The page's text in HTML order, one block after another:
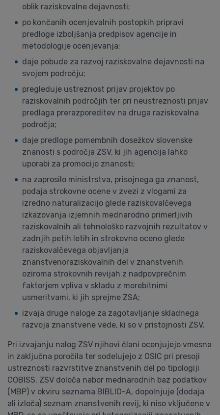
oblik raziskovalne dejavnosti;
po končanih ocenjevalnih postopkih pripravi
predloge izboljšanja predpisov agencije in
metodologije ocenjevanja;
daje pobude za razvoj raziskovalne dejavnosti na
svojem področju;
pregleduje ustreznost prijav projektov po
raziskovalnih področjih ter pri neustreznosti prijav
predlaga prerazporeditev na druga raziskovalna
področja;
daje predloge pomembnih dosežkov slovenske
znanosti s področja ZSV, ki jih agencija lahko
uporabi za promocijo znanosti;
na zaprosilo ministrstva, prisojnega ga znanost,
podaja strokovne ocene v zvezi z vlogami za
izredno naturalizacijo glede raziskovalčevega
izkazovanja izjemnih mednarodno primerljivih
raziskovalnih ali tehnološko razvojnih rezultatov v
zadnjih petih letih in strokovno oceno glede
raziskovalčevega objavljanja
znanstvenoraziskovalnih del v znanstvenih
oziroma strokovnih revijah z nadpovprečnim
faktorjem vpliva v skladu z morebitnimi
usmeritvami, ki jih sprejme ZSA;
izvaja druge naloge za zagotavljanje skladnega
razvoja znanstvene vede, ki so v pristojnosti ZSV.
Pri izvajanju nalog ZSV njihovi člani ocenjujejo vmesna
in zaključna poročila ter sodelujejo z OSIC pri presoji
ustreznosti razvrstitve znanstvenih del po tipologiji
COBISS. ZSV določa nabor mednarodnih baz podatkov
(MBP) v okviru seznama BIBLIO-A, dopolnjuje (dodaja
ali izloča) seznam znanstvenih revij, ki niso vključene v